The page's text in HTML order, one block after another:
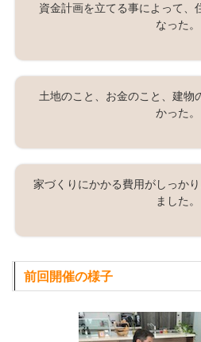
資金計画を立てる事によって、
なった。
土地のこと、お金のこと、建物
かった。
家づくりにかかる費用がしっか
ました。
前回開催の様子